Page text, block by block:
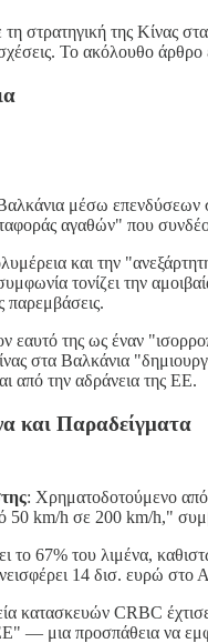
τη στρατηγική της Κίνας
Το ακόλουθο
μέσω επενδύσεων
αγαθών" που
και την
τονίζει την
παρεμβάσεις.
εαυτό της ως έναν
στα Βαλκάνια
από την αδράνεια της ΕΕ.
και Παραδείγματα
: Χρηματοδοτούμενο από
50 km/h σε 200 km/h,"
το 67% του λιμένα,
14 δισ. ευρώ
κατασκευών CRBC
— μια προσπάθεια να